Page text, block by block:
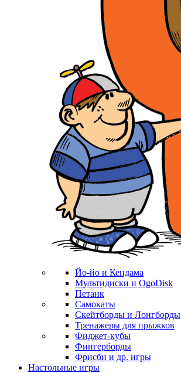
Йо-йо и Кендама
Мультидиски и OgoDisk
Петанк
Самокаты
Скейтборды и Лонгборды
Тренажеры для прыжков
Фиджет-кубы
Фингерборды
Фрисби и др. игры
Настольные игры